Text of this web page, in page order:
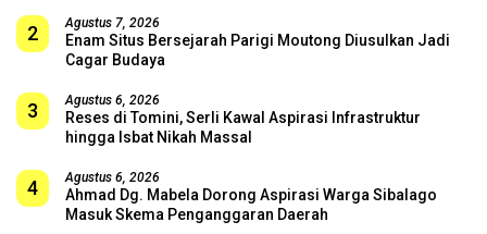
2 Agustus 7, 2026
Enam Situs Bersejarah Parigi Moutong Diusulkan Jadi
Cagar Budaya
3 Agustus 6, 2026
Reses di Tomini, Serli Kawal Aspirasi Infrastruktur
hingga Isbat Nikah Massal
4 Agustus 6, 2026
Ahmad Dg. Mabela Dorong Aspirasi Warga Sibalago
Masuk Skema Penganggaran Daerah